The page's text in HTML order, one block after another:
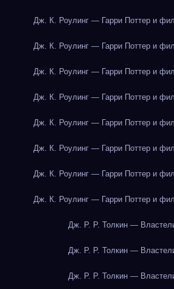
Дж. К. Роулинг — Гарри Поттер и
Дж. К. Роулинг — Гарри Поттер и
Дж. К. Роулинг — Гарри Поттер и
Дж. К. Роулинг — Гарри Поттер и
Дж. К. Роулинг — Гарри Поттер и
Дж. К. Роулинг — Гарри Поттер и
Дж. К. Роулинг — Гарри Поттер и
Дж. К. Роулинг — Гарри Поттер и
Дж. Р. Р. Толкин —
Дж. Р. Р. Толкин —
Дж. Р. Р. Толкин —